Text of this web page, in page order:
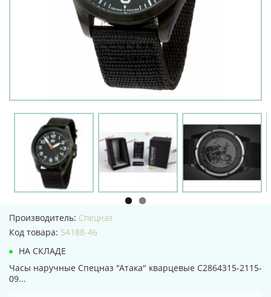
Производитель: Спецназ
Код товара: 54188-46
НА СКЛАДЕ
Часы наручные Спецназ "Атака" кварцевые С2864315-2115-
09...